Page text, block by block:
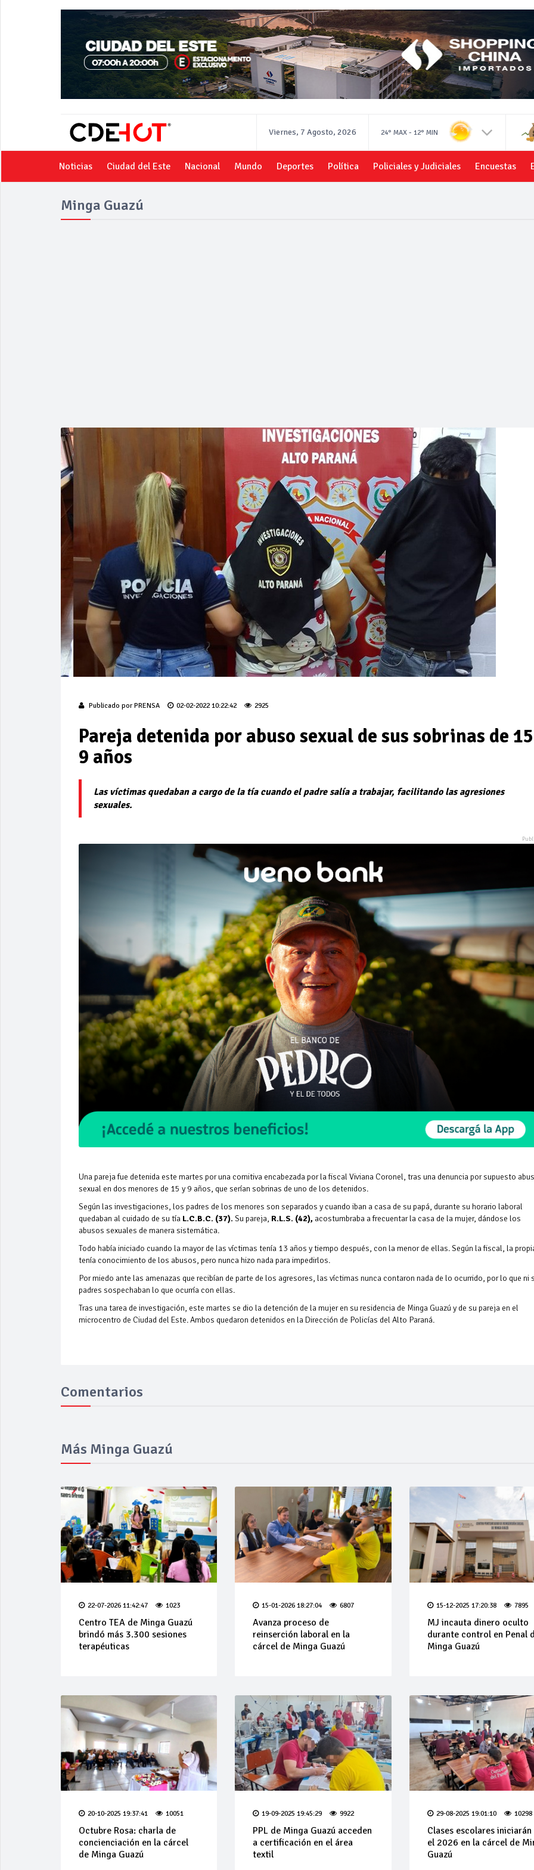
Viernes, 7 Agosto, 2026 24° MAX - 12° MIN
Noticias Ciudad del Este Nacional Mundo Deportes Política Policiales y Judiciales Encuestas
Minga Guazú
Publicado por PRENSA 02-02-2022 10:22:42 2925
Pareja detenida por abuso sexual de sus sobrinas de
9 años
Las víctimas quedaban a cargo de la tía cuando el padre salía a trabajar, facilitando las agresiones
sexuales.
Una pareja fue detenida este martes por una comitiva encabezada por la fiscal Viviana Coronel, tras una denuncia por supuesto
sexual en dos menores de 15 y 9 años, que serían sobrinas de uno de los detenidos.
Según las investigaciones, los padres de los menores son separados y cuando iban a casa de su papá, durante su horario laboral
quedaban al cuidado de su tía L.C.B.C. (37).Su pareja, R.L.S. (42), acostumbraba a frecuentar la casa de la mujer, dándose los
abusos sexuales de manera sistemática.
Todo había iniciado cuando la mayor de las víctimas tenía 13 años y tiempo después, con la menor de ellas. Según la fiscal, la
tenía conocimiento de los abusos, pero nunca hizo nada para impedirlos.
Por miedo ante las amenazas que recibían de parte de los agresores, las víctimas nunca contaron nada de lo ocurrido, por lo que ni
padres sospechaban lo que ocurría con ellas.
Tras una tarea de investigación, este martes se dio la detención de la mujer en su residencia de Minga Guazú y de su pareja en el
microcentro de Ciudad del Este. Ambos quedaron detenidos en la Dirección de Policías del Alto Paraná.
Comentarios
Más Minga Guazú
22-07-2026 11:42:47 1023
Centro TEA de Minga Guazú
brindó más 3.300 sesiones
terapéuticas
15-01-2026 18:27:04 6807
Avanza proceso de
reinserción laboral en la
cárcel de Minga Guazú
15-12-2025 17:20:38 7895
MJ incauta dinero oculto
durante control en Penal
Minga Guazú
20-10-2025 19:37:41 10051
Octubre Rosa: charla de
concienciación en la cárcel
de Minga Guazú
19-09-2025 19:45:29 9922
PPL de Minga Guazú acceden
a certificación en el área
textil
29-08-2025 19:01:10 10298
Clases escolares iniciarán
el 2026 en la cárcel de
Guazú